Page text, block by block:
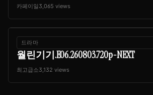
카페이일 3,065 views
드라마
월린기기.E06.260803.720p-NEXT
최고급소3,132 views